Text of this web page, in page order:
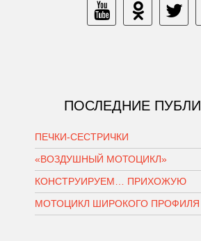
ПОСЛЕДНИЕ
ПЕЧКИ-СЕСТРИЧКИ
«ВОЗДУШНЫЙ МОТОЦИКЛ»
КОНСТРУИРУЕМ… ПРИХОЖУЮ
МОТОЦИКЛ ШИРОКОГО ПРОФИЛЯ